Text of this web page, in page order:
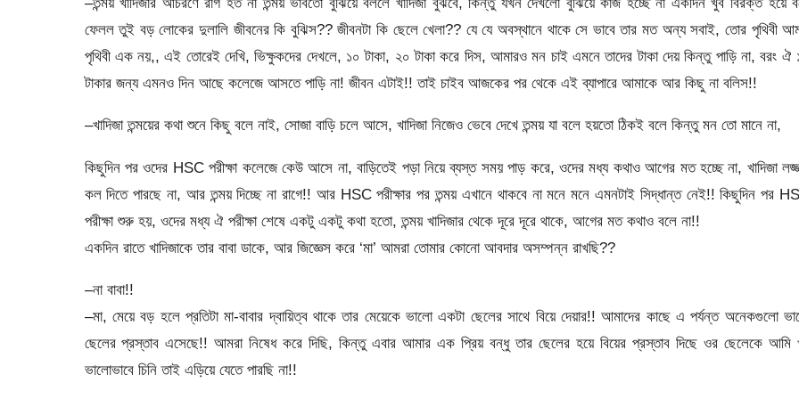
ফেলল তুই বড় লোকের দুলালি জীবনের কি বুঝিস?? জীবনটা কি ছেলে খেলা?? যে যে অবস্থানে থাকে সে ভাবে তার মত অন্য সবাই, তোর পৃথিবী
পৃথিবী এক নয়,, এই তোরেই দেখি, ভিক্ষুকদের দেখলে, ১০ টাকা, ২০ টাকা করে দিস, আমারও মন চাই এমনে তাদের টাকা দেয় কিন্তু পাড়ি না, বরং ঐ
টাকার জন্য এমনও দিন আছে কলেজে আসতে পাড়ি না! জীবন এটাই!! তাই চাইব আজকের পর থেকে এই ব্যাপারে আমাকে আর কিছু না বলিস!!
–খাদিজা তন্ময়ের কথা শুনে কিছু বলে নাই, সোজা বাড়ি চলে আসে, খাদিজা নিজেও ভেবে দেখে তন্ময় যা বলে হয়তো ঠিকই বলে কিন্তু মন তো মানে না,
কিছুদিন পর ওদের HSC পরীক্ষা কলেজে কেউ আসে না, বাড়িতেই পড়া নিয়ে ব্যস্ত সময় পাড় করে, ওদের মধ্য কথাও আগের মত হচ্ছে না, খাদিজা
কল দিতে পারছে না, আর তন্ময় দিচ্ছে না রাগে!! আর HSC পরীক্ষার পর তন্ময় এখানে থাকবে না মনে মনে এমনটাই সিদ্ধান্ত নেই!! কিছুদিন পর
পরীক্ষা শুরু হয়, ওদের মধ্য ঐ পরীক্ষা শেষে একটু একটু কথা হতো, তন্ময় খাদিজার থেকে দূরে দূরে থাকে, আগের মত কথাও বলে না!!
একদিন রাতে খাদিজাকে তার বাবা ডাকে, আর জিজ্ঞেস করে ‘মা’ আমরা তোমার কোনো আবদার অসম্পন্ন রাখছি??
–না বাবা!!
–মা, মেয়ে বড় হলে প্রতিটা মা-বাবার দ্বায়িত্ব থাকে তার মেয়েকে ভালো একটা ছেলের সাথে বিয়ে দেয়ার!! আমাদের কাছে এ পর্যন্ত অনেকগুলো
ছেলের প্রস্তাব এসেছে!! আমরা নিষেধ করে দিছি, কিন্তু এবার আমার এক প্রিয় বন্ধু তার ছেলের হয়ে বিয়ের প্রস্তাব দিছে ওর ছেলেকে আমি
ভালোভাবে চিনি তাই এড়িয়ে যেতে পারছি না!!